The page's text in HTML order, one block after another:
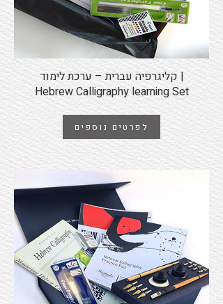
קליגרפיה עברית – ערכת לימוד |
Hebrew Calligraphy learning Set
לפרטים נוספים